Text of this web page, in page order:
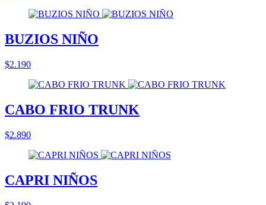
BUZIOS NIÑO
$2.190
CABO FRIO TRUNK
$2.890
CAPRI NIÑOS